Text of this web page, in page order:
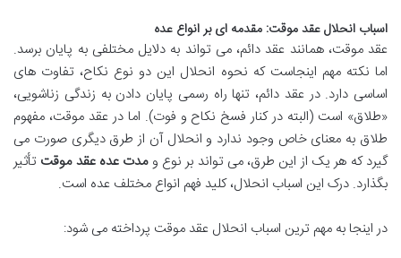
اسباب انحلال عقد موقت: مقدمه ای بر انواع عده
عقد موقت، همانند عقد دائم، می تواند به دلایل مختلفی به پایان برسد.
اما نکته مهم اینجاست که نحوه انحلال این دو نوع نکاح، تفاوت های
اساسی دارد. در عقد دائم، تنها راه رسمی پایان دادن به زندگی زناشویی،
«طلاق» است (البته در کنار فسخ نکاح و فوت). اما در عقد موقت، مفهوم
طلاق به معنای خاص وجود ندارد و انحلال آن از طرق دیگری صورت می
گیرد که هر یک از این طرق، می تواند بر نوع ومدت عده عقد موقت تأثیر
بگذارد. درک این اسباب انحلال، کلید فهم انواع مختلف عده است.
در اینجا به مهم ترین اسباب انحلال عقد موقت پرداخته می شود: